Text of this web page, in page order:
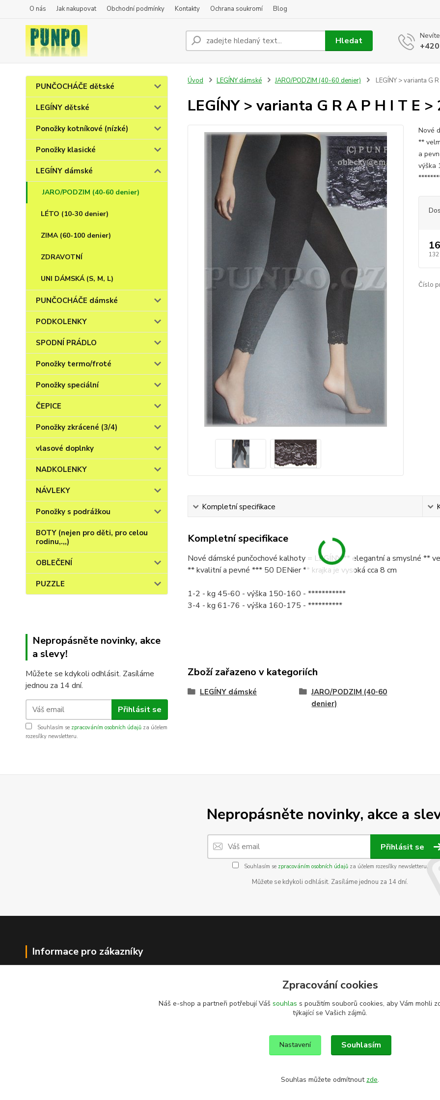
O nás Jak nakupovat Obchodní podmínky Kontakty Ochrana soukromí Blog
Hledat
PUNČOCHÁČE dětské
LEGÍNY dětské
Ponožky kotníkové (nízké)
Ponožky klasické
LEGÍNY dámské
JARO/PODZIM (40-60 denier)
LÉTO (10-30 denier)
ZIMA (60-100 denier)
ZDRAVOTNÍ
UNI DÁMSKÁ (S, M, L)
PUNČOCHÁČE dámské
PODKOLENKY
SPODNÍ PRÁDLO
Ponožky termo/froté
Ponožky speciální
ČEPICE
Ponožky zkrácené (3/4)
vlasové doplnky
NADKOLENKY
NÁVLEKY
Ponožky s podrážkou
BOTY (nejen pro děti, pro celou
rodinu,.,,)
OBLEČENÍ
PUZZLE
Nepropásněte novinky, akce
a slevy!
Můžete se kdykoli odhlásit. Zasíláme
jednou za 14 dní.
Přihlásit se
Souhlasím se zpracováním osobních údajů za účelem
rozesílky newsletteru.
Úvod LEGÍNY dámské JARO/PODZIM (40-60 denier) LEGÍNY > varianta G
LEGÍNY > varianta G R A P H I T E
Nové
**
a
výška
132
Číslo
Kompletní specifikace
Kompletní specifikace
Nové dámské punčochové kalhoty = LEGÍNY ** elegantní a smyslné **
** kvalitní a pevné *** 50 DENier ** krajka je vysoká cca 8 cm
1-2 - kg 45-60 - výška 150-160 - ***********
3-4 - kg 61-76 - výška 160-175 - **********
Zboží zařazeno v kategoriích
LEGÍNY dámské
JARO/PODZIM (40-60
denier)
Nepropásněte novinky, akce a
Přihlásit se
Souhlasím se zpracováním osobních údajůza účelem rozesílky newsletteru.
Můžete se kdykoli odhlásit. Zasíláme jednou za 14 dní.
Informace pro zákazníky
Zpracování cookies
Náš e-shop a partneři potřebují Váš souhlas s použitím souborů cookies, aby Vám mohli
týkající se Vašich zájmů.
Nastavení Souhlasím
Souhlas můžete odmítnout zde.